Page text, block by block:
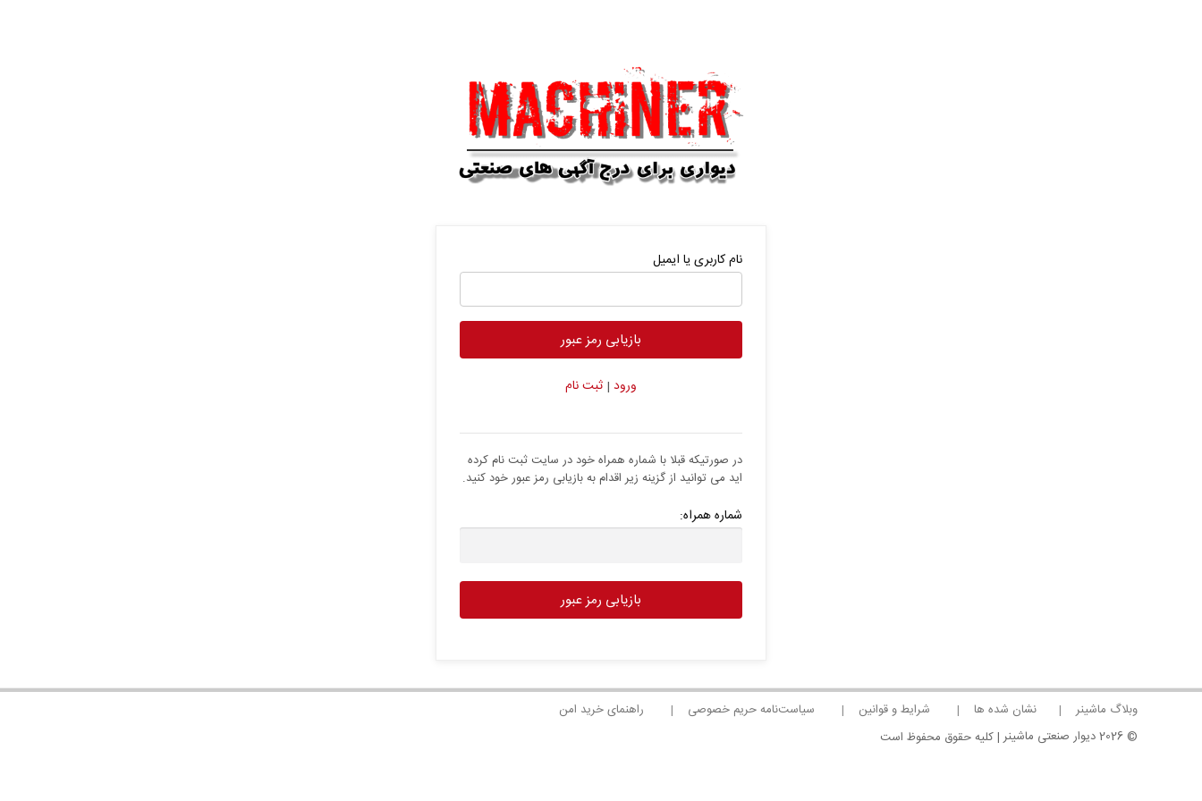
نام کاربری یا ایمیل
ورود ثبت نام
در صورتیکه قبلا با شماره همراه خود در سایت ثبت نام کرده
اید می توانید از گزینه زیر اقدام به بازیابی رمز عبور خود کنید.
شماره همراه:
وبلاگ ماشینر نشان شده ها شرایط و قوانین سیاست‌نامه حریم خصوصی
راهنمای خرید امن
©
2026دیوار صنعتی ماشینر| کلیه حقوق محفوظ است